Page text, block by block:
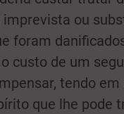
imprevista ou
foram
custo de um
tendo em
que lhe pode